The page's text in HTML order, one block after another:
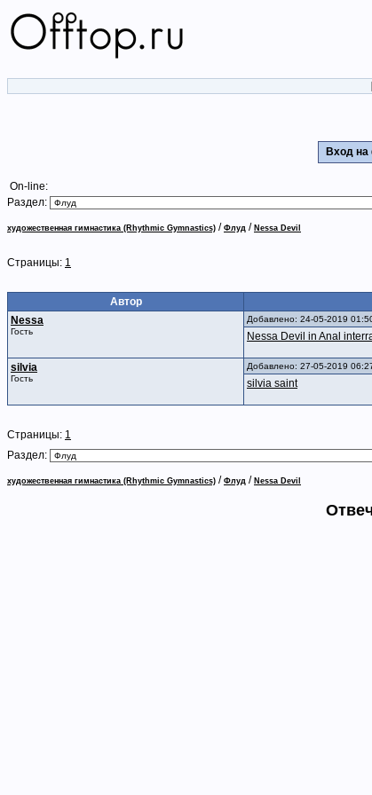
Вход
On-line:
Раздел:
художественная гимнастика (Rhythmic Gymnastics) / Флуд / Nessa Devil
Страницы: 1
Автор
Nessa
Гость
Добавлено: 24-05-2019
Nessa Devil in Anal
silvia
Гость
Добавлено: 27-05-2019
silvia saint
Страницы: 1
Раздел:
художественная гимнастика (Rhythmic Gymnastics) / Флуд / Nessa Devil